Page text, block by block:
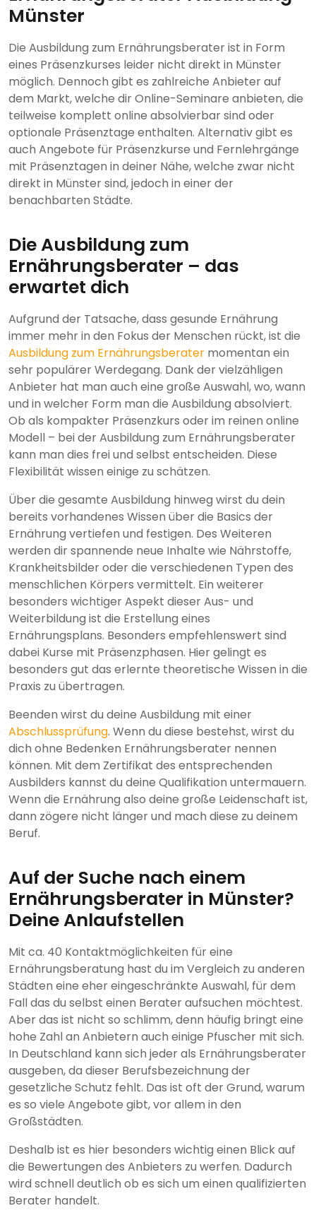
Münster
Die Ausbildung zum Ernährungsberater ist in Form
eines Präsenzkurses leider nicht direkt in Münster
möglich. Dennoch gibt es zahlreiche Anbieter auf
dem Markt, welche dir Online-Seminare anbieten, die
teilweise komplett online absolvierbar sind oder
optionale Präsenztage enthalten. Alternativ gibt es
auch Angebote für Präsenzkurse und Fernlehrgänge
mit Präsenztagen in deiner Nähe, welche zwar nicht
direkt in Münster sind, jedoch in einer der
benachbarten Städte.
Die Ausbildung zum
Ernährungsberater – das
erwartet dich
Aufgrund der Tatsache, dass gesunde Ernährung
immer mehr in den Fokus der Menschen rückt, ist die
Ausbildung zum Ernährungsberater momentan ein
sehr populärer Werdegang. Dank der vielzähligen
Anbieter hat man auch eine große Auswahl, wo, wann
und in welcher Form man die Ausbildung absolviert.
Ob als kompakter Präsenzkurs oder im reinen online
Modell – bei der Ausbildung zum Ernährungsberater
kann man dies frei und selbst entscheiden. Diese
Flexibilität wissen einige zu schätzen.
Über die gesamte Ausbildung hinweg wirst du dein
bereits vorhandenes Wissen über die Basics der
Ernährung vertiefen und festigen. Des Weiteren
werden dir spannende neue Inhalte wie Nährstoffe,
Krankheitsbilder oder die verschiedenen Typen des
menschlichen Körpers vermittelt. Ein weiterer
besonders wichtiger Aspekt dieser Aus- und
Weiterbildung ist die Erstellung eines
Ernährungsplans. Besonders empfehlenswert sind
dabei Kurse mit Präsenzphasen. Hier gelingt es
besonders gut das erlernte theoretische Wissen in die
Praxis zu übertragen.
Beenden wirst du deine Ausbildung mit einer
Abschlussprüfung. Wenn du diese bestehst, wirst du
dich ohne Bedenken Ernährungsberater nennen
können. Mit dem Zertifikat des entsprechenden
Ausbilders kannst du deine Qualifikation untermauern.
Wenn die Ernährung also deine große Leidenschaft ist,
dann zögere nicht länger und mach diese zu deinem
Beruf.
Auf der Suche nach einem
Ernährungsberater in Münster?
Deine Anlaufstellen
Mit ca. 40 Kontaktmöglichkeiten für eine
Ernährungsberatung hast du im Vergleich zu anderen
Städten eine eher eingeschränkte Auswahl, für dem
Fall das du selbst einen Berater aufsuchen möchtest.
Aber das ist nicht so schlimm, denn häufig bringt eine
hohe Zahl an Anbietern auch einige Pfuscher mit sich.
In Deutschland kann sich jeder als Ernährungsberater
ausgeben, da dieser Berufsbezeichnung der
gesetzliche Schutz fehlt. Das ist oft der Grund, warum
es so viele Angebote gibt, vor allem in den
Großstädten.
Deshalb ist es hier besonders wichtig einen Blick auf
die Bewertungen des Anbieters zu werfen. Dadurch
wird schnell deutlich ob es sich um einen qualifizierten
Berater handelt.